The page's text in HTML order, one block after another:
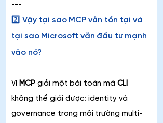
---
2️⃣ Vậy tại sao MCP vẫn tồn tại và
tại sao Microsoft vẫn đầu tư mạnh
vào nó?
Vì MCP giải một bài toán mà CLI
không thể giải được: identity và
governance trong môi trường multi-